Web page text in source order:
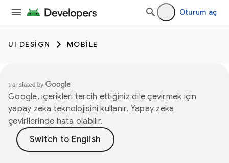
Oturum aç
UI DESIGN MOBILE
Google, içerikleri tercih ettiğiniz dile çevirmek için
yapay zeka teknolojisini kullanır. Yapay zeka
çevirilerinde hata olabilir.